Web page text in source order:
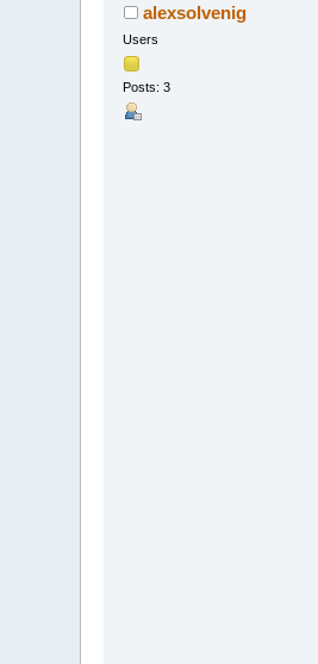
alexsolvenig
Users
Posts: 3